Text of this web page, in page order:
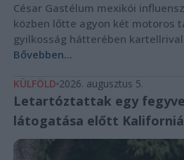
César Gastélum mexikói
közben lőtte agyon két motoros
gyilkosság hátterében
Bővebben...
KÜLFÖLD 2026. augusztus 5.
Letartóztattak egy
látogatása előtt